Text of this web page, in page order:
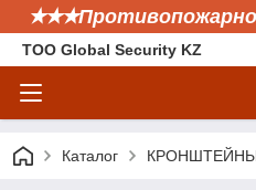
ТОО Global Security KZ
Каталог